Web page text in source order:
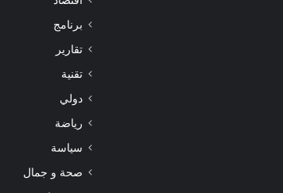
برنامج
تقارير
تقنية
دولي
رياضة
سياسة
صحة و جمال